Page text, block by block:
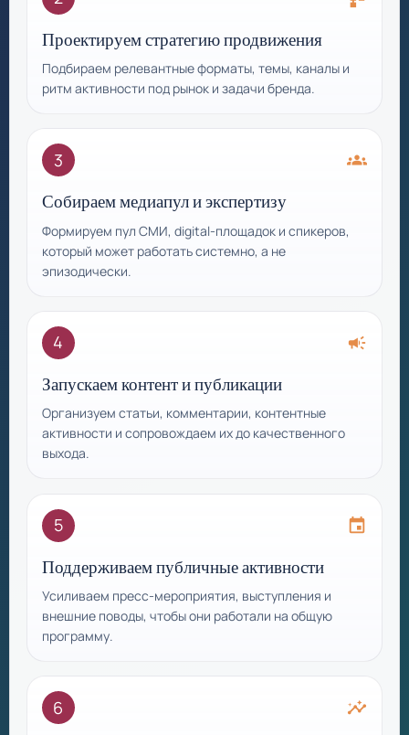
Проектируем стратегию продвижения
Подбираем релевантные форматы, темы, каналы и
ритм активности под рынок и задачи бренда.
3 groups
Собираем медиапул и экспертизу
Формируем пул СМИ, digital-площадок и спикеров,
который может работать системно, а не
эпизодически.
4 campaign
Запускаем контент и публикации
Организуем статьи, комментарии, контентные
активности и сопровождаем их до качественного
выхода.
5 event
Поддерживаем публичные активности
Усиливаем пресс-мероприятия, выступления и
внешние поводы, чтобы они работали на общую
программу.
6 insights